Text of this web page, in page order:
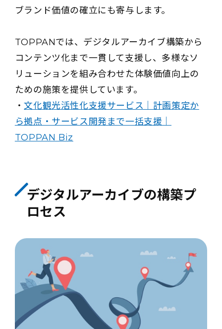
ブランド価値の確立にも寄与します。
TOPPANでは、デジタルアーカイブ構築から
コンテンツ化まで一貫して支援し、多様なソ
リューションを組み合わせた体験価値向上の
ための施策を提供しています。
・文化観光活性化支援サービス｜計画策定か
ら拠点・サービス開発まで一括支援｜
TOPPAN Biz
デジタルアーカイブの構築プ
ロセス